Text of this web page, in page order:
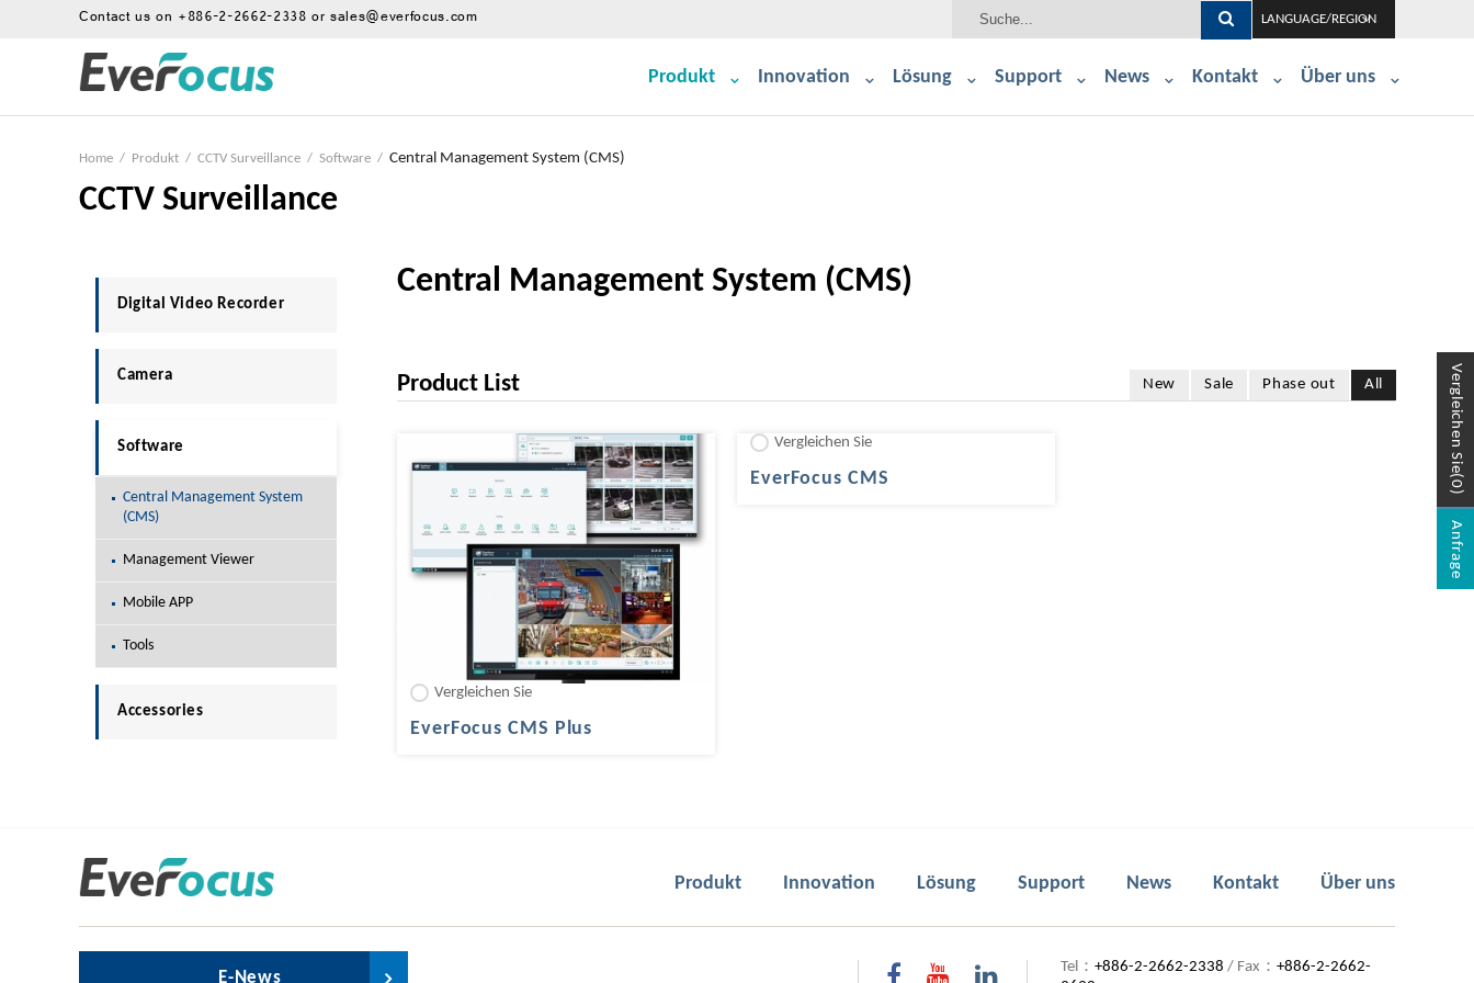
Vergleichen Sie(
0
)
Anfrage
Contact us on +886-2-2662-2338orsales@everfocus.com LANGUAGE/REGION
Produkt Innovation Lösung Support News Kontakt Über uns
Home / Produkt / CCTV Surveillance / Software / Central Management System (CMS)
CCTV Surveillance
Digital Video Recorder
Camera
Software
Central Management System
(CMS)
Management Viewer
Mobile APP
Tools
Accessories
Central Management System (CMS)
Product List New Sale Phase out All
Vergleichen Sie
EverFocus CMS Plus
Vergleichen Sie
EverFocus CMS
Produkt Innovation Lösung Support News Kontakt Über uns
E-News
Tel： +886-2-2662-2338 / Fax： +886-2-2662-